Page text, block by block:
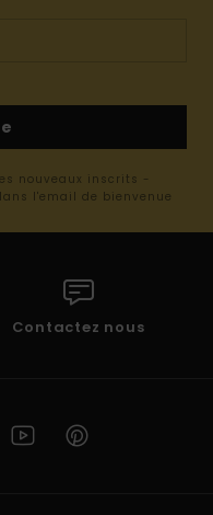
nouveaux inscrits -
l'email de bienvenue
Contactez nous